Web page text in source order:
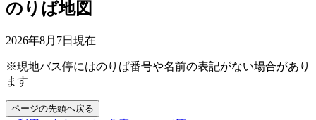
のりば地図
2026年8月7日 現在
※現地バス停にはのりば番号や名前の表記がない場合があり
ます
ページの先頭へ戻る